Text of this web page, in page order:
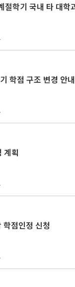
학점 구조 변경 안내
계획
점인정 신청